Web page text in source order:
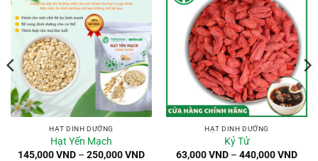
HẠT DINH DƯỠNG
Hạt Yến Mạch
145,000VND – 250,000VNDKhoảng
HẠT DINH DƯỠNG
Kỷ Tử
63,000VND – 440,000VND
VND
VND